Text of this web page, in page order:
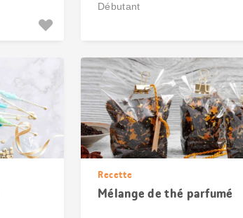
Débutant
Recette
Mélange de thé parfumé